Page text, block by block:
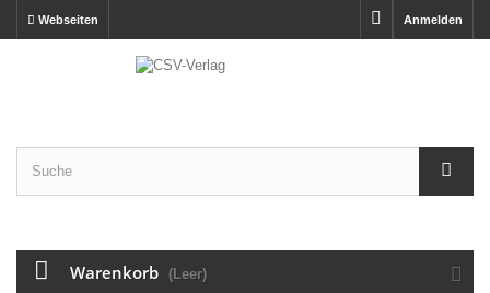
Anmelden
Webseiten
Warenkorb (Leer)